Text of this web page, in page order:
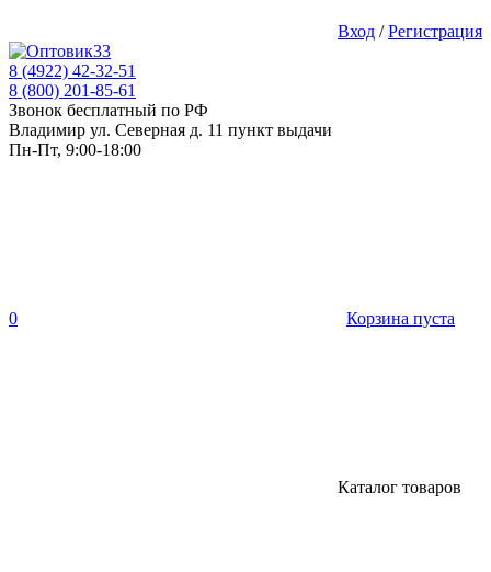
Вход /Регистрация
8 (4922) 42-32-51
8 (800) 201-85-61
Звонок бесплатный по РФ
Владимир ул. Северная д. 11 пункт выдачи
Пн-Пт, 9:00-18:00
0 Корзина пуста
Каталог товаров